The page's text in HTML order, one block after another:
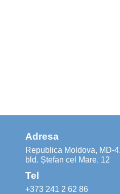
Adresa
Republica Moldova, MD-
bld. Ștefan cel Mare, 12
Tel
+373 241 2 62 86